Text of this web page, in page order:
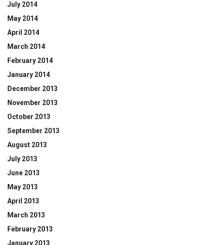
July 2014
May 2014
April 2014
March 2014
February 2014
January 2014
December 2013
November 2013
October 2013
September 2013
August 2013
July 2013
June 2013
May 2013
April 2013
March 2013
February 2013
January 2013